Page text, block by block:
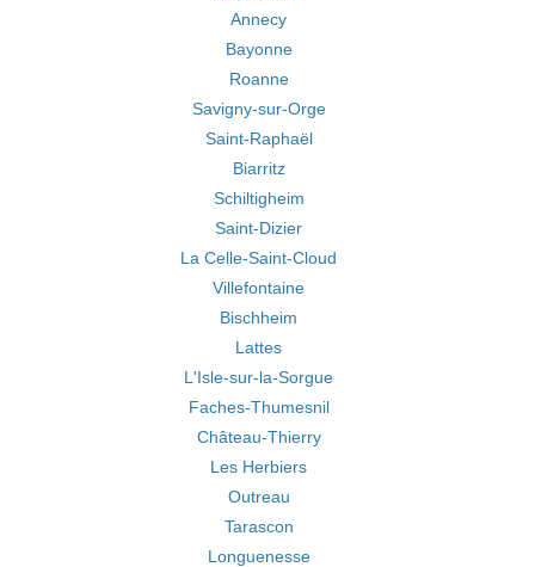
Annecy
Bayonne
Roanne
Savigny-sur-Orge
Saint-Raphaël
Biarritz
Schiltigheim
Saint-Dizier
La Celle-Saint-Cloud
Villefontaine
Bischheim
Lattes
L'Isle-sur-la-Sorgue
Faches-Thumesnil
Château-Thierry
Les Herbiers
Outreau
Tarascon
Longuenesse